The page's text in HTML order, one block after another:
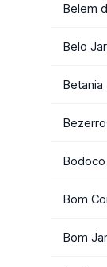
Belem
Belo
Betania
Bodoco
Bom
Bom